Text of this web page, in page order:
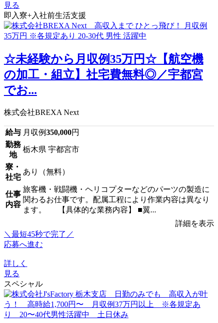
見る
即入寮+入社前生活支援
☆未経験から月収例35万円☆【航空機
の加工・組立】社宅費無料◎／宇都宮
でお...
株式会社BREXA Next
給与 月収例350,000円
勤務
地
栃木県 宇都宮市
寮・
社宅
あり（無料）
仕事
内容
旅客機・戦闘機・ヘリコプターなどのパーツの製造に
関わるお仕事です。配属工程により作業内容は異なり
ます。 【具体的な業務内容】 ■翼...
詳細を表示
＼最短45秒で完了／
応募へ進む
詳しく
見る
スペシャル